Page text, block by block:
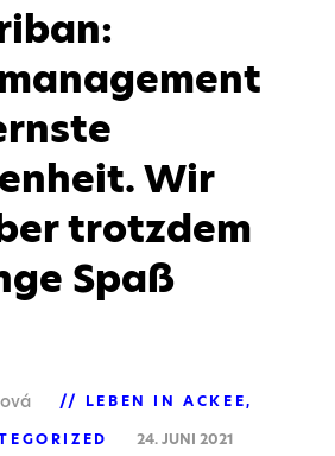
Wir
trotzdem
Spaß
LEBEN IN ACKEE
24. JUNI 2021